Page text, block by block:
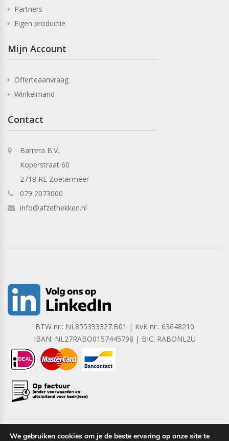
Partners
Eigen productie
Mijn Account
Offerteaanvraag
Winkelmand
Contact
Barrera B.V.
Koperstraat 60
2718 RE Zoetermeer
079 2073000
info@afzethekken.nl
BTW nr.: NL855333327.B01 | KvK nr.: 63648210
IBAN: NL27RABO0157445798 | BIC: RABONL2U
We gebruiken cookies om je de beste ervaring op onze site te